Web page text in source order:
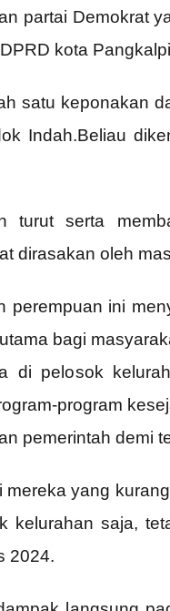
partai Demokrat
kota
satu keponakan
Indah.Beliau
turut serta
dirasakan oleh
ini
bagi
di pelosok
program
pemerintah demi
yang
saja,
2024.